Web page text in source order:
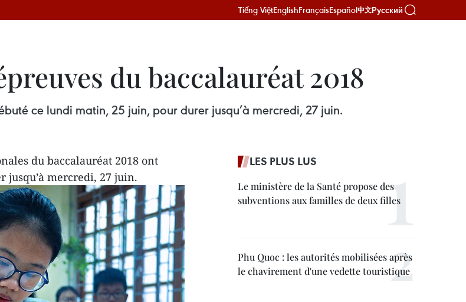
Tiếng ViệtEnglishFrançaisEspañol中文Русский
du baccalauréat 2018
ce lundi matin, 25 juin, pour durer jusqu’à mercredi, 27 juin.
du baccalauréat 2018 ont
mercredi, 27 juin.
LES PLUS LUS
Le ministère de la Santé propose des
subventions aux familles de deux filles
Phu Quoc : les autorités mobilisées après
le chavirement d'une vedette touristique